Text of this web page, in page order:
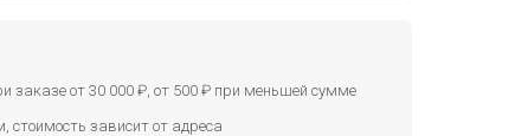
заказе от 30 000 ₽, от 500 ₽ при меньшей сумме
стоимость зависит от адреса